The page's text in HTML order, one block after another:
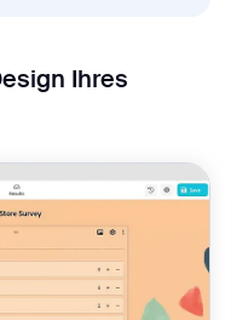
Ihres